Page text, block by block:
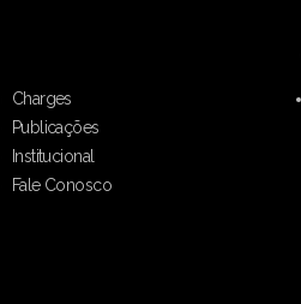
Charges
Publicações
Institucional
Fale Conosco